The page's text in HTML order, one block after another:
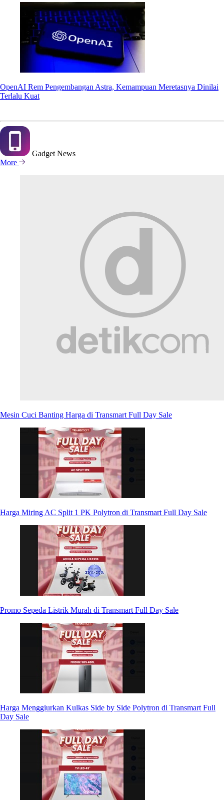
OpenAI Rem Pengembangan Astra, Kemampuan Meretasnya Dinilai
Terlalu Kuat
Gadget News
More
Mesin Cuci Banting Harga di Transmart Full Day Sale
Harga Miring AC Split 1 PK Polytron di Transmart Full Day Sale
Promo Sepeda Listrik Murah di Transmart Full Day Sale
Harga Menggiurkan Kulkas Side by Side Polytron di Transmart Full
Day Sale